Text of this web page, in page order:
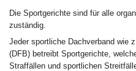
Die Sportgerichte sind für alle
zuständig.
Jeder sportliche Dachverband wie
(DFB) betreibt Sportgerichte,
Straffällen und sportlichen